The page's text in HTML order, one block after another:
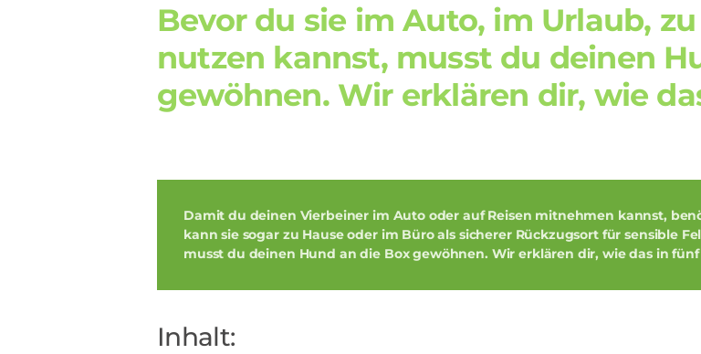
Bevor du sie im Auto, im Urlaub,
nutzen kannst, musst du deinen
gewöhnen. Wir erklären dir, wie
Damit du deinen Vierbeiner im Auto oder aufReisen mitnehmen kannst,
kann sie sogar zu Hauseoder im Büroals sicherer Rückzugsort für sensible
musst du deinen Hund an die Box gewöhnen. Wir erklären dir, wie das in fünf
Inhalt: